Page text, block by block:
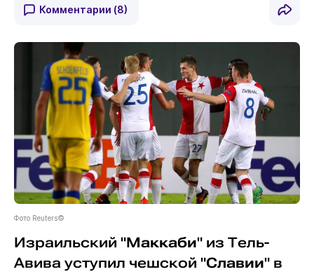
Комментарии (8)
Фото Reuters©
Израильский "Маккаби" из Тель-
Авива уступил чешской "Славии" в